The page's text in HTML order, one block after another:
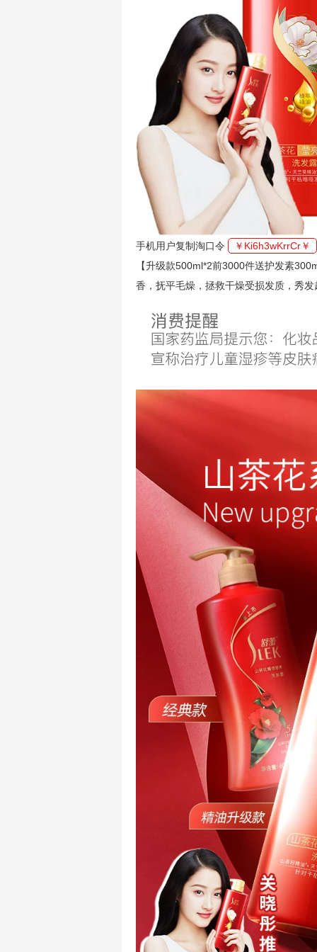
手机用户复制淘口令
￥Ki6h3wKrrCr￥
【升级款500ml*2前3000件送护发素
香，抚平毛燥，拯救干燥受损发质，秀